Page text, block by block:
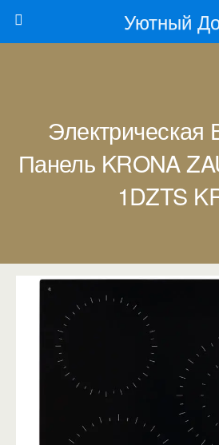
Уютный
Электрическая
Панель KRONA
1DZTS